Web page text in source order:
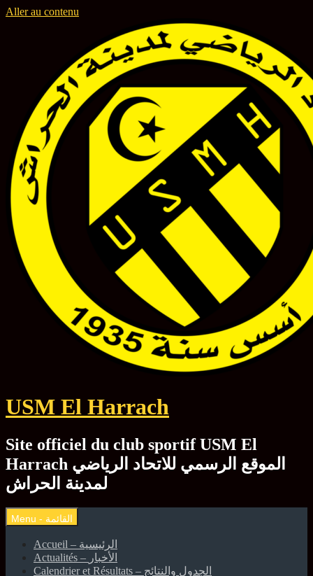
Aller au contenu
USM El Harrach
Site officiel du club sportif USM El
Harrach الموقع الرسمي للاتحاد الرياضي
لمدينة الحراش
Accueil – الرئيسية
Actualités – الأخبار
Calendrier et Résultats – الجدول والنتائج